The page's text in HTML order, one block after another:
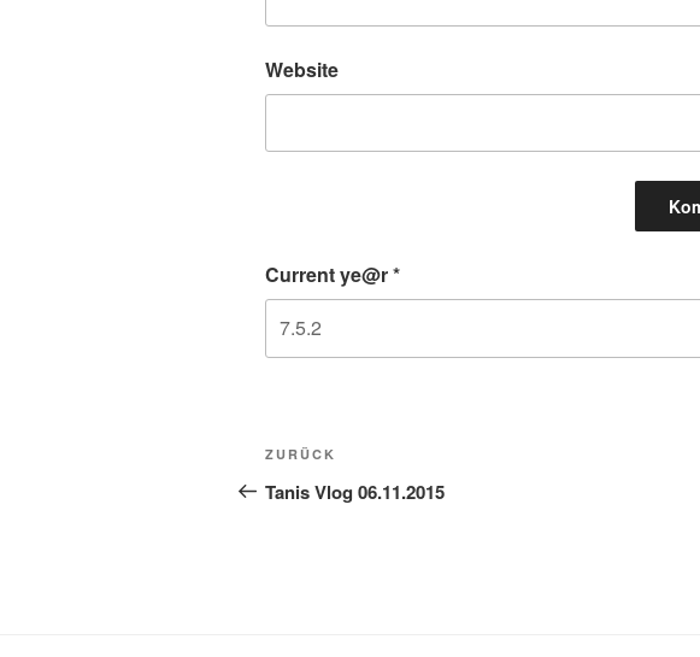
Website
Current ye@r*
Beitragsnavigation
Vorheriger
Beitrag
ZURÜCK
Tanis Vlog 06.11.2015